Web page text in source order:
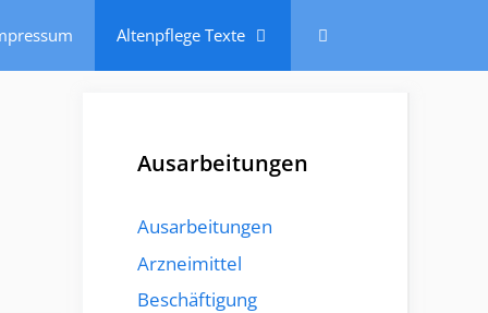
Altenpflege Texte
Ausarbeitungen
Ausarbeitungen
Arzneimittel
Beschäftigung